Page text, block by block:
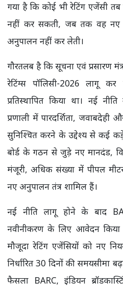
गया है कि कोई भी रेटिंग एजेंसी तब
नहीं कर सकती, जब तक वह नए
अनुपालन नहीं कर लेती।
गौरतलब है कि सूचना एवं प्रसारण
रेटिंग्स पॉलिसी-2026 लागू
प्रतिस्थापित किया था। नई
प्रणाली में पारदर्शिता, जवाबदेही
सुनिश्चित करने के उद्देश्य से कई
बोर्ड के गठन से जुड़े नए मानदंड,
मंजूरी, अधिक संख्या में पीपल
नए अनुपालन तंत्र शामिल हैं।
नई नीति लागू होने के बाद
नवीनीकरण के लिए आवेदन किया
मौजूदा रेटिंग एजेंसियों को नए
निर्धारित 30 दिनों की समयसीमा
फैसला BARC, इंडियन